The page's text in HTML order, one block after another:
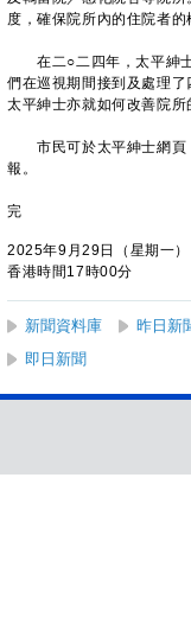
度，確保院所內的住院者的
在二○二四年，太平紳士
們在巡視期間接到及處理了
太平紳士亦就如何改善院所
市民可於太平紳士網頁
報。
完
2025年9月29日（星期一）
香港時間17時00分
新聞資料庫 昨日新
即日新聞